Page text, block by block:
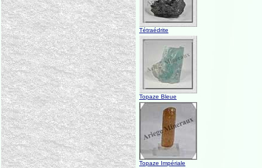
Tétraédrite
Topaze Bleue
Topaze Impériale